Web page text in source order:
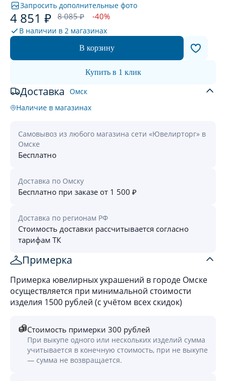
Запросить дополнительные фото
4 851 ₽ 8 085 ₽ -40%
В наличии в 2 магазинах
В корзину
Купить в 1 клик
Доставка Омск
Наличие в магазинах
Самовывоз из любого магазина сети «Ювелирторг» в
Омске
Бесплатно
Доставка по Омску
Бесплатно при заказе от 1 500 ₽
Доставка по регионам РФ
Стоимость доставки рассчитывается согласно
тарифам ТК
Примерка
Примерка ювелирных украшений в городе Омске
осуществляется при минимальной стоимости
изделия 1500 рублей (с учётом всех скидок)
Стоимость примерки 300 рублей
При выкупе одного или нескольких изделий сумма
учитывается в конечную стоимость, при не выкупе
— сумма не возвращается.